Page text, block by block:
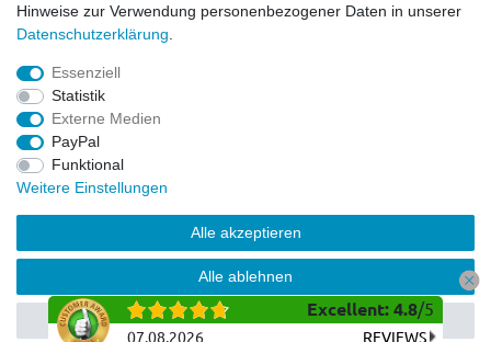
FAQ / Ratgeber
Kinderquad
E-Bikes / Pedelecs
Dirt Bike & Pocketbike
Quad & ATV
Kinderbuggy | Gokart
© Copyright 2026 | Alle Rechte vorbehalten.
Excellent: 4.8/5
07.08.2026 REVIEWS
Hinweise zur Verwendung personenbezogener Daten in unserer
Daten­schutz­erklärung
Essenziell
Statistik
Externe Medien
PayPal
Funktional
Weitere Einstellungen
Alle akzeptieren
Alle ablehnen
Auswahl akzeptieren